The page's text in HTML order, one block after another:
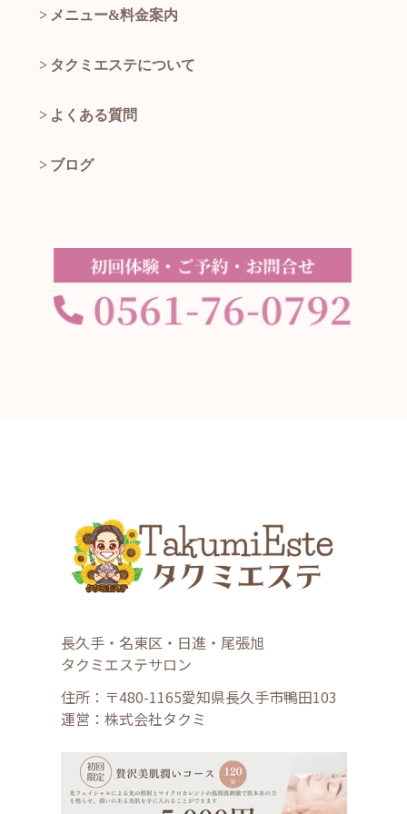
メニュー&料金案内
タクミエステについて
よくある質問
ブログ
長久手・名東区・日進・尾張旭
タクミエステサロン
住所：〒480-1165愛知県長久手市鴨田103
運営：株式会社タクミ